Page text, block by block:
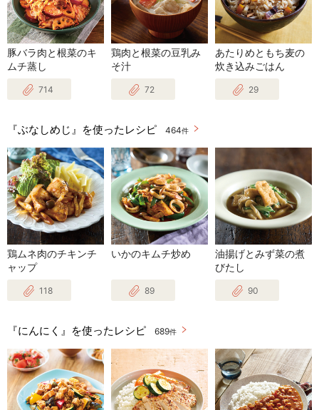
豚バラ肉と根菜のキ
ムチ蒸し
714
鶏肉と根菜の豆乳み
そ汁
72
あたりめともち麦の
炊き込みごはん
29
『ぶなしめじ』を使ったレシピ 464件
鶏ムネ肉のチキンチ
ャップ
118
いかのキムチ炒め
89
油揚げとみず菜の煮
びたし
90
『にんにく』を使ったレシピ 689件